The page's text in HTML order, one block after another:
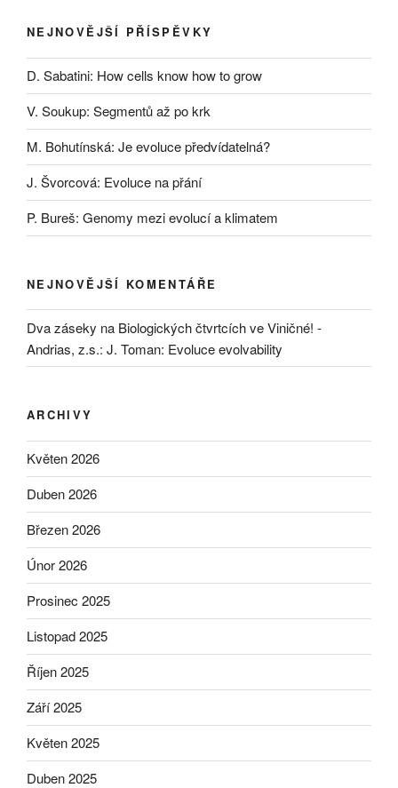
NEJNOVĚJŠÍ PŘÍSPĚVKY
D. Sabatini: How cells know how to grow
V. Soukup: Segmentů až po krk
M. Bohutínská: Je evoluce předvídatelná?
J. Švorcová: Evoluce na přání
P. Bureš: Genomy mezi evolucí a klimatem
NEJNOVĚJŠÍ KOMENTÁŘE
Dva záseky na Biologických čtvrtcích ve Viničné! -
Andrias, z.s.: J. Toman: Evoluce evolvability
ARCHIVY
Květen 2026
Duben 2026
Březen 2026
Únor 2026
Prosinec 2025
Listopad 2025
Říjen 2025
Září 2025
Květen 2025
Duben 2025